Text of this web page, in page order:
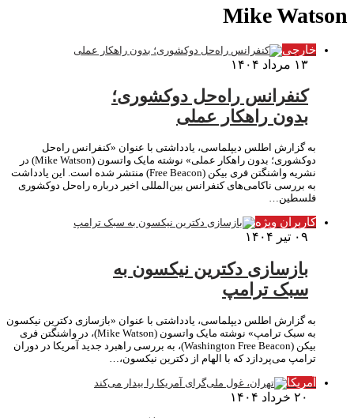
Mike Watson
خارجی
۱۳ مرداد ۱۴۰۴
کنفرانس راه‌حل دوکشوری؛
بدون راهکار عملی
به گزارش اطلس دیپلماسی، یادداشتی با عنوان «کنفرانس راه‌حل
دوکشوری؛ بدون راهکار عملی» نوشته مایک واتسون (Mike Watson) در
نشریه واشنگتن فری بیکن (Free Beacon) منتشر شده است. این یادداشت
به بررسی ناکامی‌های کنفرانس بین‌المللی اخیر درباره راه‌حل دوکشوری
فلسطین…
کاربران ویژه
۰۹ تیر ۱۴۰۴
بازسازی دکترین نیکسون به
سبک ترامپ
به گزارش اطلس دیپلماسی، یادداشتی با عنوان «بازسازی دکترین نیکسون
به سبک ترامپ» نوشته مایک واتسون (Mike Watson)، در واشنگتن فری
بیکن (Washington Free Beacon)، به بررسی راهبرد جدید آمریکا در دوران
ترامپ می‌پردازد که با الهام از دکترین نیکسون،…
آمریکا
۲۰ خرداد ۱۴۰۴